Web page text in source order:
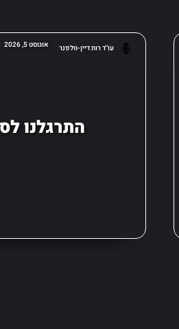
עו"ד רות דיין-וולפנר אוגוסט 5, 2026
התרגלנו